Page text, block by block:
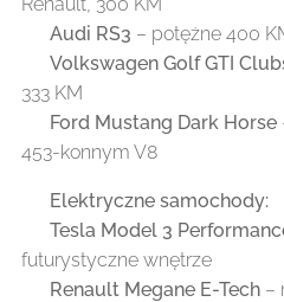
Audi RS3 – potężne 400
Volkswagen Golf GTI
333 KM
Ford Mustang Dark Horse
453-konnym V8
Elektryczne samochody:
Tesla Model 3
futurystyczne wnętrze
Renault Megane E-Tech –